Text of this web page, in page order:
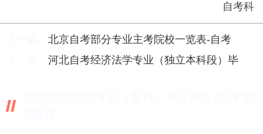
自考科
北京自考部分专业主考院校一览表-自考
河北自考经济法学专业（独立本科段）毕业条件-自考